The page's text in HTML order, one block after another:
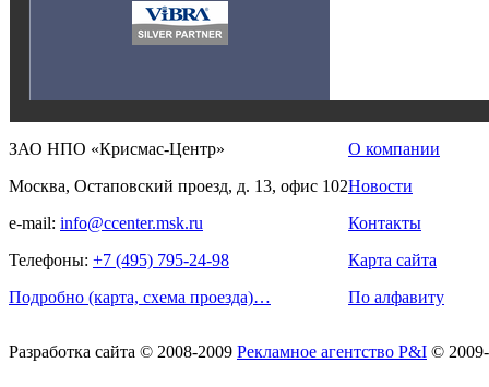
ЗАО НПО «Крисмас-Центр»
Москва, Остаповский проезд, д. 13, офис 102
e-mail: info@ccenter.msk.ru
Телефоны: +7 (495) 795-24-98
Подробно (карта, схема проезда)…
О компании
Новости
Контакты
Карта сайта
По алфавиту
Разработка сайта © 2008-2009 Рекламное агентство P&I ©